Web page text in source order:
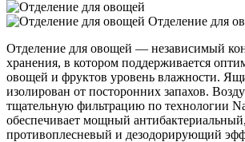
Отделение для
Отделение для овощей — независимый
хранения, в котором поддерживается
овощей и фруктов уровень влажности.
изолирован от посторонних запахов.
тщательную фильтрацию по технологии
обеспечивает мощный антибактериальный,
противоплесневый и дезодорирующий